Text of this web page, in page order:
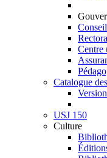
Centre
Catalogue
USJ 150
Culture